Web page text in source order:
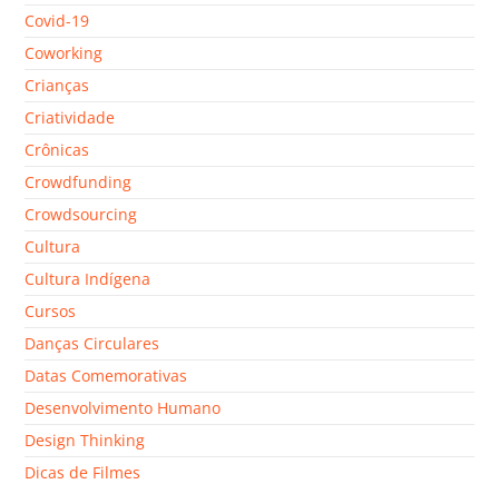
Covid-19
Coworking
Crianças
Criatividade
Crônicas
Crowdfunding
Crowdsourcing
Cultura
Cultura Indígena
Cursos
Danças Circulares
Datas Comemorativas
Desenvolvimento Humano
Design Thinking
Dicas de Filmes